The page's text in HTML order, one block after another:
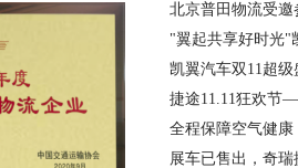
北京普田物流受邀
"翼起共享好时光"
凯翼汽车双11超
捷途11.11狂欢节
全程保障空气健康
展车已售出，奇